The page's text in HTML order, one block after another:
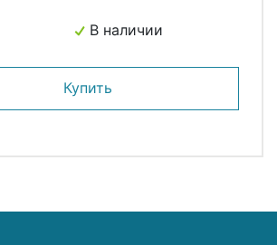
В наличии
Купить